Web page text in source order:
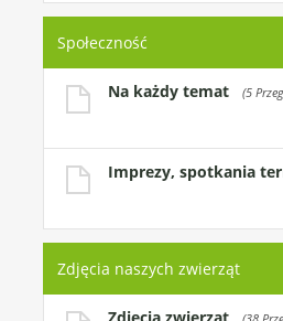
Społeczność
Na każdy temat (5
Imprezy, spotkania
Zdjęcia naszych zwierząt